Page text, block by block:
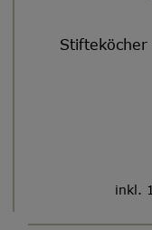
Stifteköcher
inkl.